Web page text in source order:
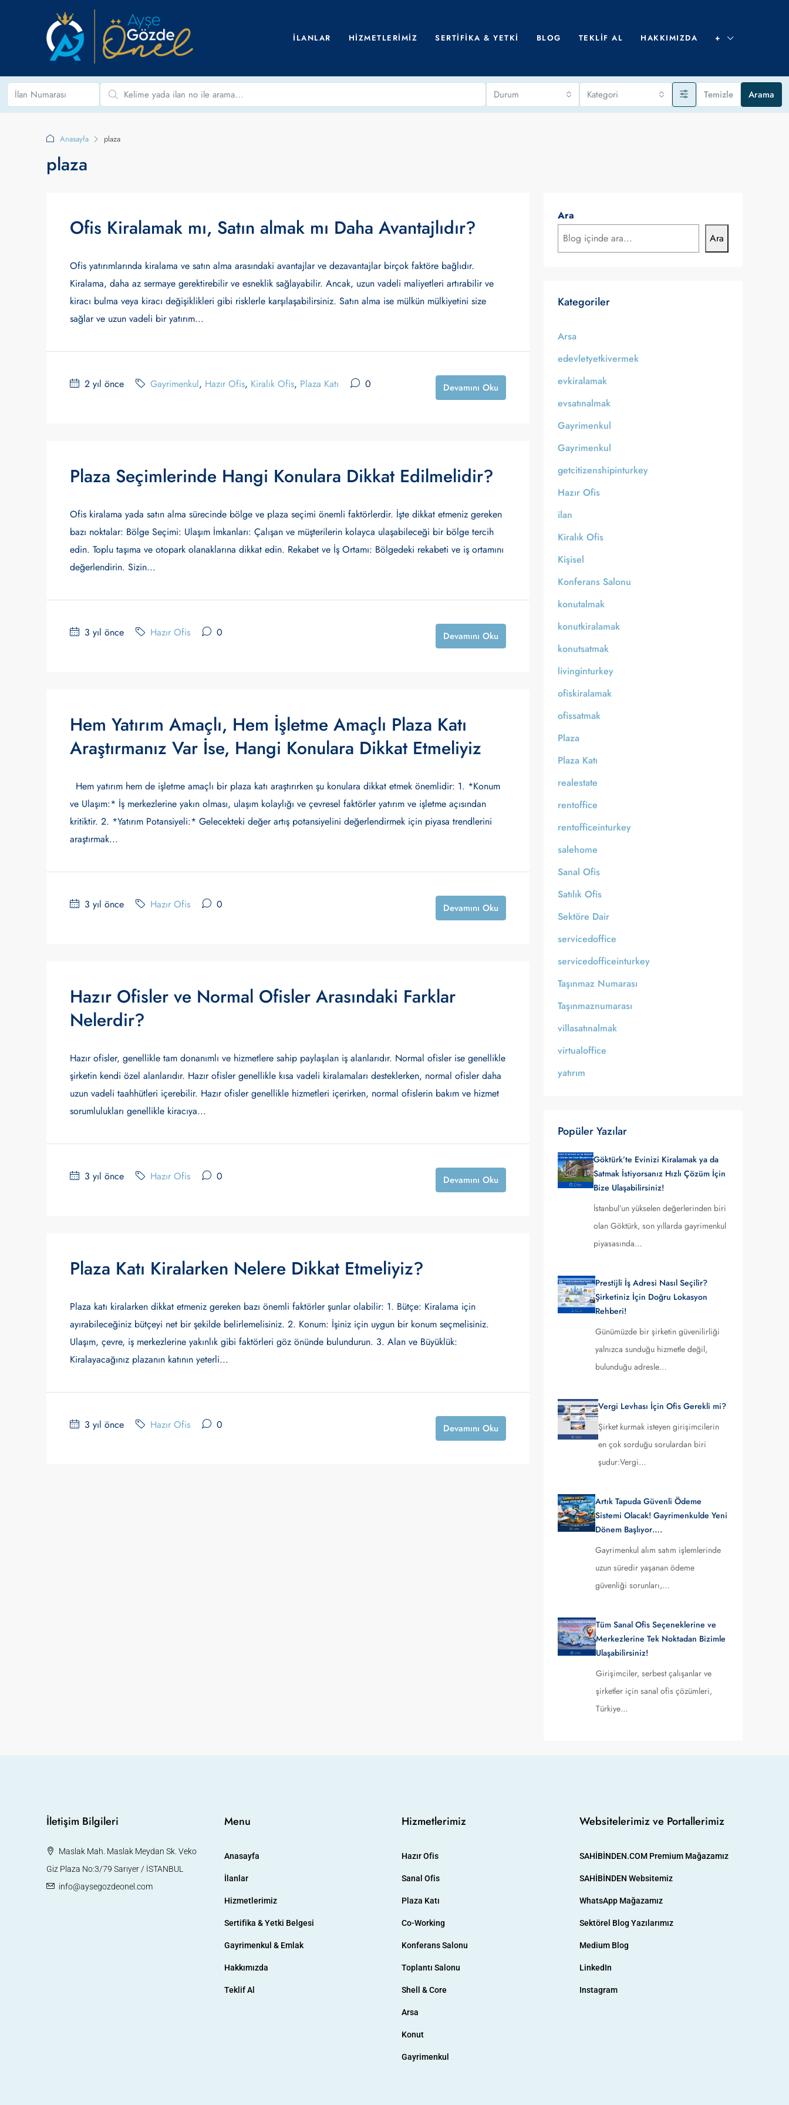
İLANLAR HIZMETLERIMIZ SERTIFIKA & YETKI BLOG TEKLIF AL HAKKIMIZDA +
Durum Kategori Temizle Arama
Anasayfa plaza
plaza
Ofis Kiralamak mı, Satın almak mı Daha Avantajlıdır?
Ofis yatırımlarında kiralama ve satın alma arasındaki avantajlar ve dezavantajlar birçok faktöre bağlıdır.
Kiralama, daha az sermaye gerektirebilir ve esneklik sağlayabilir. Ancak, uzun vadeli maliyetleri artırabilir ve
kiracı bulma veya kiracı değişiklikleri gibi risklerle karşılaşabilirsiniz. Satın alma ise mülkün mülkiyetini size
sağlar ve uzun vadeli bir yatırım...
2 yıl önce Gayrimenkul, Hazır Ofis, Kiralık Ofis, Plaza Katı 0 Devamını Oku
Plaza Seçimlerinde Hangi Konulara Dikkat Edilmelidir?
Ofis kiralama yada satın alma sürecinde bölge ve plaza seçimi önemli faktörlerdir. İşte dikkat etmeniz gereken
bazı noktalar: Bölge Seçimi: Ulaşım İmkanları: Çalışan ve müşterilerin kolayca ulaşabileceği bir bölge tercih
edin. Toplu taşıma ve otopark olanaklarına dikkat edin. Rekabet ve İş Ortamı: Bölgedeki rekabeti ve iş ortamını
değerlendirin. Sizin...
3 yıl önce Hazır Ofis 0 Devamını Oku
Hem Yatırım Amaçlı, Hem İşletme Amaçlı Plaza Katı
Araştırmanız Var İse, Hangi Konulara Dikkat Etmeliyiz
Hem yatırım hem de işletme amaçlı bir plaza katı araştırırken şu konulara dikkat etmek önemlidir: 1. *Konum
ve Ulaşım:* İş merkezlerine yakın olması, ulaşım kolaylığı ve çevresel faktörler yatırım ve işletme açısından
kritiktir. 2. *Yatırım Potansiyeli:* Gelecekteki değer artış potansiyelini değerlendirmek için piyasa trendlerini
araştırmak...
3 yıl önce Hazır Ofis 0 Devamını Oku
Hazır Ofisler ve Normal Ofisler Arasındaki Farklar
Nelerdir?
Hazır ofisler, genellikle tam donanımlı ve hizmetlere sahip paylaşılan iş alanlarıdır. Normal ofisler ise genellikle
şirketin kendi özel alanlarıdır. Hazır ofisler genellikle kısa vadeli kiralamaları desteklerken, normal ofisler daha
uzun vadeli taahhütleri içerebilir. Hazır ofisler genellikle hizmetleri içerirken, normal ofislerin bakım ve hizmet
sorumlulukları genellikle kiracıya...
3 yıl önce Hazır Ofis 0 Devamını Oku
Plaza Katı Kiralarken Nelere Dikkat Etmeliyiz?
Plaza katı kiralarken dikkat etmeniz gereken bazı önemli faktörler şunlar olabilir: 1. Bütçe: Kiralama için
ayırabileceğiniz bütçeyi net bir şekilde belirlemelisiniz. 2. Konum: İşiniz için uygun bir konum seçmelisiniz.
Ulaşım, çevre, iş merkezlerine yakınlık gibi faktörleri göz önünde bulundurun. 3. Alan ve Büyüklük:
Kiralayacağınız plazanın katının yeterli...
3 yıl önce Hazır Ofis 0 Devamını Oku
Ara
Ara
Kategoriler
Arsa
edevletyetkivermek
evkiralamak
evsatınalmak
Gayrimenkul
Gayrimenkul
getcitizenshipinturkey
Hazır Ofis
ilan
Kiralık Ofis
Kişisel
Konferans Salonu
konutalmak
konutkiralamak
konutsatmak
livinginturkey
ofiskiralamak
ofissatmak
Plaza
Plaza Katı
realestate
rentoffice
rentofficeinturkey
salehome
Sanal Ofis
Satılık Ofis
Sektöre Dair
servicedoffice
servicedofficeinturkey
Taşınmaz Numarası
Taşınmaznumarası
villasatınalmak
virtualoffice
yatırım
Popüler Yazılar
Göktürk’te Evinizi Kiralamak ya da
Satmak İstiyorsanız Hızlı Çözüm İçin
Bize Ulaşabilirsiniz!
İstanbul’un yükselen değerlerinden biri
olan Göktürk, son yıllarda gayrimenkul
piyasasında…
Prestijli İş Adresi Nasıl Seçilir?
Şirketiniz İçin Doğru Lokasyon
Rehberi!
Günümüzde bir şirketin güvenilirliği
yalnızca sunduğu hizmetle değil,
bulunduğu adresle…
Vergi Levhası İçin Ofis Gerekli mi?
Şirket kurmak isteyen girişimcilerin
en çok sorduğu sorulardan biri
şudur:Vergi…
Artık Tapuda Güvenli Ödeme
Sistemi Olacak! Gayrimenkulde Yeni
Dönem Başlıyor….
Gayrimenkul alım satım işlemlerinde
uzun süredir yaşanan ödeme
güvenliği sorunları,…
Tüm Sanal Ofis Seçeneklerine ve
Merkezlerine Tek Noktadan Bizimle
Ulaşabilirsiniz!
Girişimciler, serbest çalışanlar ve
şirketler için sanal ofis çözümleri,
Türkiye…
İletişim Bilgileri
Maslak Mah. Maslak Meydan Sk. Veko
Giz Plaza No:3/79 Sarıyer / İSTANBUL
info@aysegozdeonel.com
Menu
Anasayfa
İlanlar
Hizmetlerimiz
Sertifika & Yetki Belgesi
Gayrimenkul & Emlak
Hakkımızda
Teklif Al
Hizmetlerimiz
Hazır Ofis
Sanal Ofis
Plaza Katı
Co-Working
Konferans Salonu
Toplantı Salonu
Shell & Core
Arsa
Konut
Gayrimenkul
Websitelerimiz ve Portallerimiz
SAHİBİNDEN.COM Premium Mağazamız
SAHİBİNDEN Websitemiz
WhatsApp Mağazamız
Sektörel Blog Yazılarımız
Medium Blog
LinkedIn
Instagram